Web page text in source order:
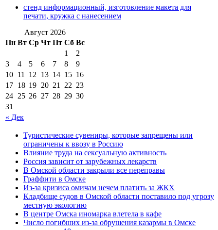
стенд информационный, изготовление макета для
печати, кружка с нанесением
Август 2026
Пн Вт Ср Чт Пт Сб Вс
« Дек
1
2
3
4 5 6 7 8
9
10 11 12 13 14 15 16
17 18 19 20 21 22 23
24 25 26 27 28 29 30
31
Туристические сувениры, которые запрещены или
ограничены к ввозу в Россию
Влияние труда на сексуальную активность
Россия зависит от зарубежных лекарств
В Омской области закрыли все переправы
Граффити в Омске
Из-за кризиса омичам нечем платить за ЖКХ
Кладбище судов в Омской области поставило под угрозу
местную экологию
В центре Омска иномарка влетела в кафе
Число погибших из-за обрушения казармы в Омске